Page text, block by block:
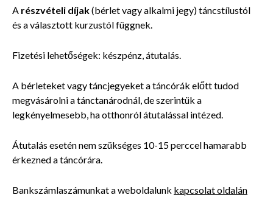
A részvételi díjak(bérlet vagy alkalmi jegy) táncstílustól
és a választott kurzustól függnek.
Fizetési lehetőségek: készpénz, átutalás.
A bérleteket vagy táncjegyeket a táncórák előtt tudod
megvásárolni a tánctanárodnál, de szerintük a
legkényelmesebb, ha otthonról átutalással intézed.
Átutalás esetén nem szükséges 10-15 perccel hamarabb
érkezned a táncórára.
Bankszámlaszámunkat a weboldalunk kapcsolat oldalán